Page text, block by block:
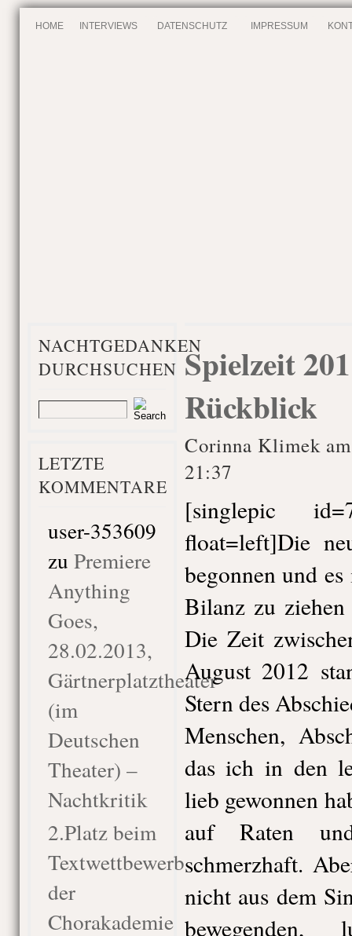
HOME INTERVIEWS DATENSCHUTZ IMPRESSUM
NACHTGEDANKEN
DURCHSUCHEN
LETZTE
KOMMENTARE
user-353609
zu Premiere
Anything
Goes,
28.02.2013,
Gärtnerplatztheater
(im
Deutschen
Theater) –
Nachtkritik
2.Platz beim
Textwettbewerb
der
Chorakademie
Spielzeit
Rückblick
Corinna Klimek
21:37
[singlepic
float=left]Die
begonnen und
Bilanz zu
Die Zeit
August 2012
Stern des
Menschen,
das ich in den
lieb gewonnen
auf Raten
schmerzhaft.
nicht aus dem
bewegenden,